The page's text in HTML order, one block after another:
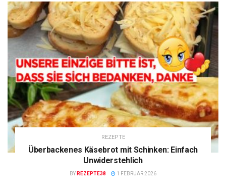
REZEPTE
Überbackenes Käsebrot mit Schinken: Einfach
Unwiderstehlich
BY REZEPTE38 1 FEBRUAR 2026